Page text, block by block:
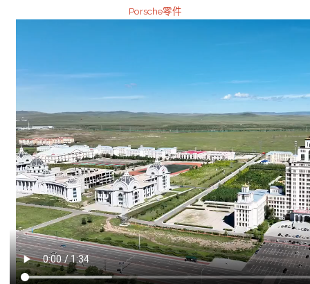
Porsche零件